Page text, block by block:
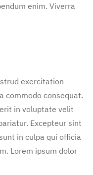
enim. Viverra
exercitation
commodo consequat.
in voluptate velit
Excepteur sint
in culpa qui officia
Lorem ipsum dolor